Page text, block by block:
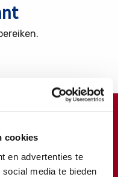
cookies
en advertenties te
media te bieden
extra gift doen?